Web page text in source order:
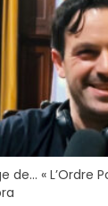
de… « L’Ordre